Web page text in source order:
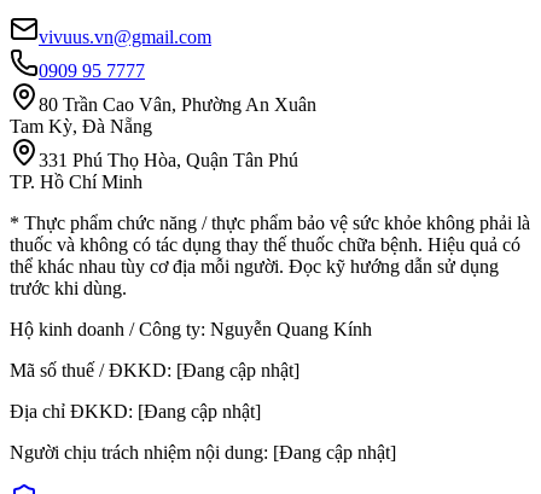
vivuus.vn@gmail.com
0909 95 7777
80 Trần Cao Vân, Phường An Xuân
Tam Kỳ, Đà Nẵng
331 Phú Thọ Hòa, Quận Tân Phú
TP. Hồ Chí Minh
* Thực phẩm chức năng / thực phẩm bảo vệ sức khỏe không phải là
thuốc và không có tác dụng thay thế thuốc chữa bệnh. Hiệu quả có
thể khác nhau tùy cơ địa mỗi người. Đọc kỹ hướng dẫn sử dụng
trước khi dùng.
Hộ kinh doanh / Công ty: Nguyễn Quang Kính
Mã số thuế / ĐKKD: [Đang cập nhật]
Địa chỉ ĐKKD: [Đang cập nhật]
Người chịu trách nhiệm nội dung: [Đang cập nhật]